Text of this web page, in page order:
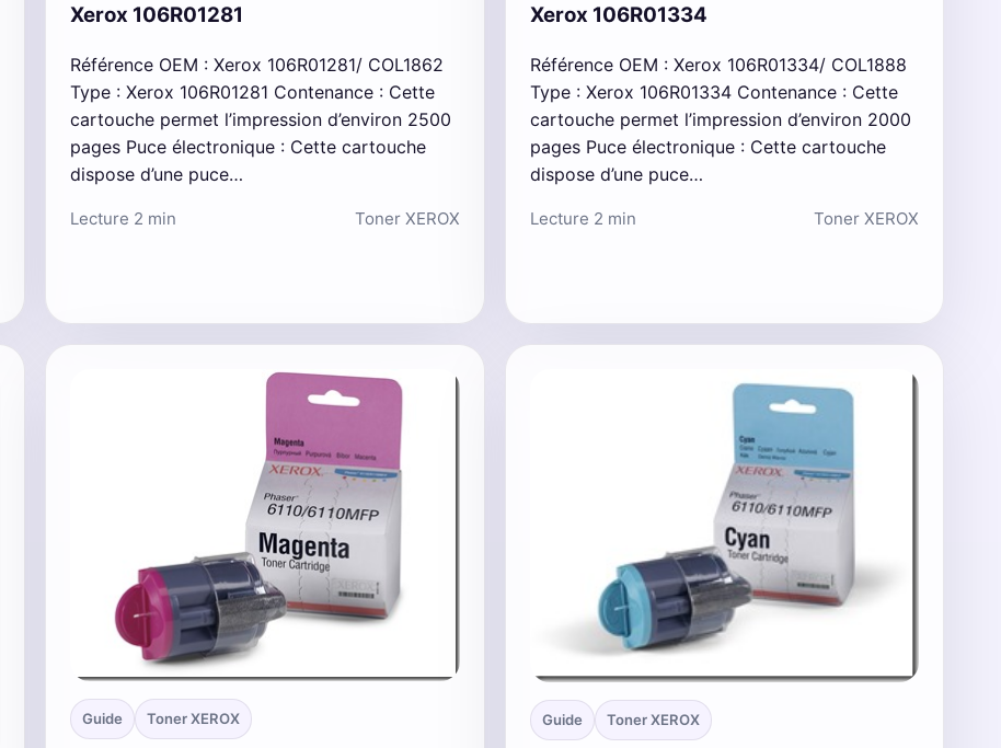
Xerox 106R01281
Référence OEM : Xerox 106R01281/ COL1862
Type : Xerox 106R01281 Contenance : Cette
cartouche permet l’impression d’environ 2500
pages Puce électronique : Cette cartouche
dispose d’une puce…
Lecture 2 min Toner XEROX
Xerox 106R01334
Référence OEM : Xerox 106R01334/ COL1888
Type : Xerox 106R01334 Contenance : Cette
cartouche permet l’impression d’environ 2000
pages Puce électronique : Cette cartouche
dispose d’une puce…
Lecture 2 min Toner XEROX
Guide Toner XEROX Guide Toner XEROX